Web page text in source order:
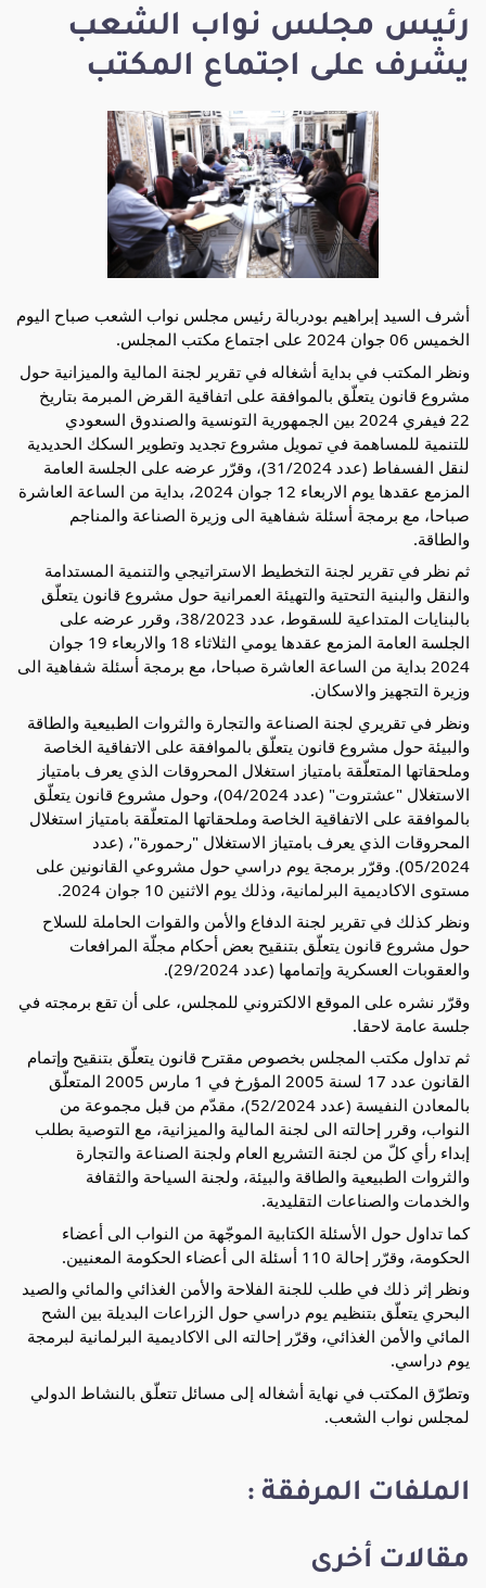
رئيس مجلس نواب الشعب
يشرف على اجتماع المكتب
أشرف السيد إبراهيم بودربالة رئيس مجلس نواب الشعب صباح اليوم
الخميس 06 جوان 2024 على اجتماع مكتب المجلس.
ونظر المكتب في بداية أشغاله في تقرير لجنة المالية والميزانية حول
مشروع قانون يتعلّق بالموافقة على اتفاقية القرض المبرمة بتاريخ
22 فيفري 2024 بين الجمهورية التونسية والصندوق السعودي
للتنمية للمساهمة في تمويل مشروع تجديد وتطوير السكك الحديدية
لنقل الفسفاط (عدد 31/2024)، وقرّر عرضه على الجلسة العامة
المزمع عقدها يوم الاربعاء 12 جوان
2024، بداية من الساعة العاشرة
صباحا، مع برمجة أسئلة شفاهية الى وزيرة الصناعة والمناجم
والطاقة.
ثم نظر في تقرير لجنة التخطيط الاستراتيجي والتنمية المستدامة
والنقل والبنية التحتية والتهيئة العمرانية حول مشروع قانون يتعلّق
بالبنايات المتداعية للسقوط، عدد 38/2023، وقرر عرضه على
الجلسة العامة المزمع عقدها يومي الثلاثاء 18 والاربعاء 19 جوان
2024 بداية من الساعة العاشرة صباحا، مع برمجة أسئلة شفاهية الى
وزيرة التجهيز والاسكان.
ونظر في تقريري لجنة الصناعة والتجارة والثروات الطبيعية والطاقة
والبيئة حول مشروع قانون يتعلّق بالموافقة على الاتفاقية الخاصة
وملحقاتها المتعلّقة بامتياز استغلال المحروقات الذي يعرف بامتياز
الاستغلال "عشتروت" (عدد 04/2024)، وحول مشروع قانون يتعلّق
بالموافقة على الاتفاقية الخاصة وملحقاتها المتعلّقة بامتياز استغلال
المحروقات الذي يعرف بامتياز الاستغلال "رحمورة"، (عدد
05/2024). وقرّر برمجة يوم دراسي حول مشروعي القانونين على
مستوى الاكاديمية البرلمانية، وذلك يوم الاثنين 10 جوان 2024.
ونظر كذلك في تقرير لجنة الدفاع والأمن والقوات الحاملة للسلاح
حول مشروع قانون يتعلّق بتنقيح بعض أحكام مجلّة المرافعات
والعقوبات العسكرية وإتمامها (عدد 29/2024).
وقرّر نشره على الموقع الالكتروني للمجلس، على أن تقع برمجته في
جلسة عامة لاحقا.
ثم تداول مكتب المجلس بخصوص مقترح قانون يتعلّق بتنقيح وإتمام
القانون عدد 17 لسنة 2005 المؤرخ في 1 مارس 2005 المتعلّق
بالمعادن النفيسة (عدد 52/2024)، مقدّم من قبل مجموعة من
النواب، وقرر إحالته الى لجنة المالية والميزانية، مع التوصية بطلب
إبداء رأي كلّ من لجنة التشريع العام ولجنة الصناعة والتجارة
والثروات الطبيعية والطاقة والبيئة، ولجنة السياحة والثقافة
والخدمات والصناعات التقليدية.
كما تداول حول الأسئلة الكتابية الموجّهة من النواب الى أعضاء
الحكومة، وقرّر إحالة 110 أسئلة الى أعضاء الحكومة المعنيين.
ونظر إثر ذلك في طلب للجنة الفلاحة والأمن الغذائي والمائي والصيد
البحري يتعلّق بتنظيم يوم دراسي حول الزراعات البديلة بين الشح
المائي والأمن الغذائي، وقرّر إحالته الى الاكاديمية البرلمانية لبرمجة
يوم دراسي.
وتطرّق المكتب في نهاية أشغاله إلى مسائل تتعلّق بالنشاط الدولي
لمجلس نواب الشعب.
الملفات المرفقة :
مقالات أخرى